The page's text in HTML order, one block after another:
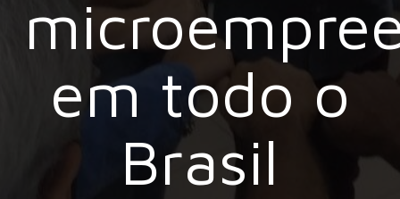
em todo o
Brasil